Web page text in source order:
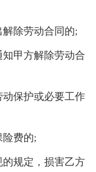
除劳动合同的;
甲方解除劳动合
保护或必要工作
险费的;
规定，损害乙方